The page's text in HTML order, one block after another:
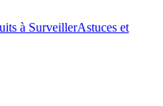
à SurveillerAstuces et